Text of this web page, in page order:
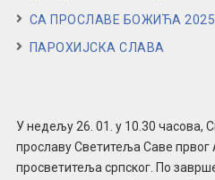
СА ПРОСЛАВЕ БОЖИЋА
ПАРОХИЈСКА СЛАВА
У недељу 26. 01. у 10.30 часова,
прославу Светитеља Саве првог
просветитеља српског. По